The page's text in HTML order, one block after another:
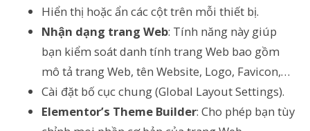
Hiển thị hoặc ẩn các cột trên mỗi thiết bị.
Nhận dạng trang Web: Tính năng này giúp
bạn kiểm soát danh tính trang Web bao gồm
mô tả trang Web, tên Website, Logo, Favicon,…
Cài đặt bố cục chung (Global Layout Settings).
Elementor’s Theme Builder: Cho phép bạn tùy